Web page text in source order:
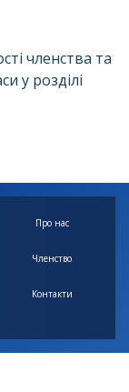
членства та
у розділі
Про нас
Членство
Контакти